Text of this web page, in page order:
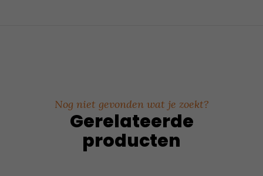
Nog niet gevonden wat je zoekt?
Gerelateerde
producten